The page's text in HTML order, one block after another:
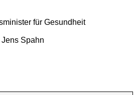
für Gesundheit
Jens Spahn